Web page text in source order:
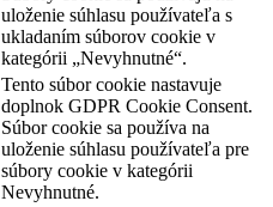
uloženie súhlasu používateľa s
ukladaním súborov cookie v
kategórii „Nevyhnutné“.
Tento súbor cookie nastavuje
doplnok GDPR Cookie Consent.
Súbor cookie sa používa na
uloženie súhlasu používateľa pre
súbory cookie v kategórii
Nevyhnutné.